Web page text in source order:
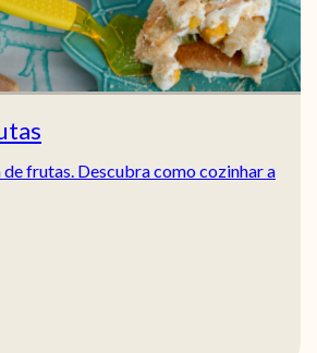
frutas. Descubra como cozinhar a